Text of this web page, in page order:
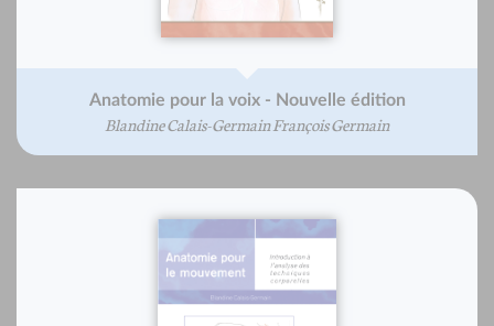
Anatomie pour la voix - Nouvelle édition
Blandine Calais-Germain François Germain